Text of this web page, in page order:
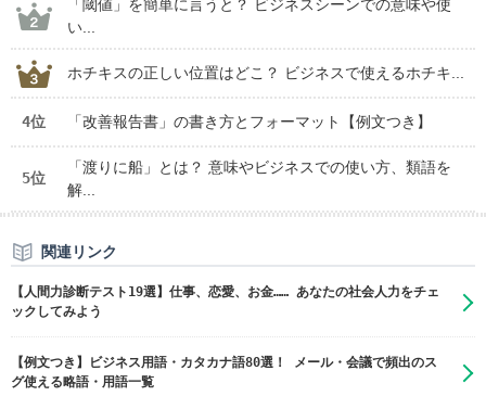
「閾値」を簡単に言うと？ ビジネスシーンでの意味や使
い...
ホチキスの正しい位置はどこ？ ビジネスで使えるホチキ...
4位 「改善報告書」の書き方とフォーマット【例文つき】
5位
「渡りに船」とは？ 意味やビジネスでの使い方、類語を
解...
関連リンク
【人間力診断テスト19選】仕事、恋愛、お金…… あなたの社会人力をチェ
ックしてみよう
【例文つき】ビジネス用語・カタカナ語80選！ メール・会議で頻出のス
グ使える略語・用語一覧